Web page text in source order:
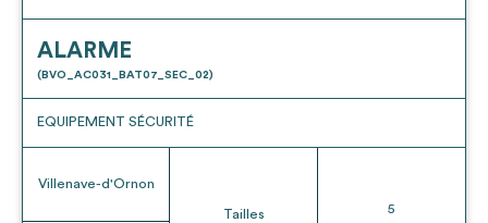
ALARME
(BVO_AC031_BAT07_SEC_02)
EQUIPEMENT SÉCURITÉ
Villenave-d'Ornon
Tailles
5